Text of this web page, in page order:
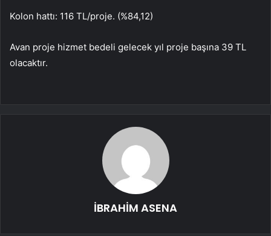
Kolon hattı: 116 TL/proje. (%84,12)
Avan proje hizmet bedeli gelecek yıl proje başına 39 TL
olacaktır.
İBRAHİM ASENA